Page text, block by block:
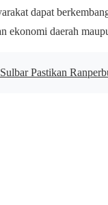
dapat
ekonomi daerah
Pastikan